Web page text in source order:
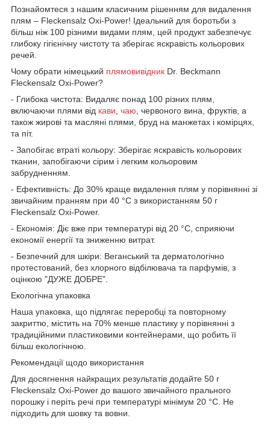
Познайомтеся з нашим класичним рішенням для видалення
плям – Fleckensalz Oxi-Power! Ідеальний для боротьби з
більш ніж 100 різними видами плям, цей продукт забезпечує
глибоку гігієнічну чистоту та зберігає яскравість кольорових
речей.
Чому обрати німецький плямовивідник Dr. Beckmann
Fleckensalz Oxi-Power?
- Глибока чистота: Видаляє понад 100 різних плям,
включаючи плями від кави, чаю, червоного вина, фруктів, а
також жирові та масляні плями, бруд на манжетах і комірцях,
та піт.
- Запобігає втраті кольору: Зберігає яскравість кольорових
тканин, запобігаючи сірим і легким кольоровим
забрудненням.
- Ефективність: До 30% краще видалення плям у порівнянні зі
звичайним пранням при 40 °C з використанням 50 г
Fleckensalz Oxi-Power.
- Економія: Діє вже при температурі від 20 °C, сприяючи
економії енергії та зниженню витрат.
- Безпечний для шкіри: Веганський та дерматологічно
протестований, без хлорного відбілювача та парфумів, з
оцінкою "ДУЖЕ ДОБРЕ".
Екологічна упаковка
Наша упаковка, що підлягає переробці та повторному
закриттю, містить на 70% менше пластику у порівнянні з
традиційними пластиковими контейнерами, що робить її
більш екологічною.
Рекомендації щодо використання
Для досягнення найкращих результатів додайте 50 г
Fleckensalz Oxi-Power до вашого звичайного прального
порошку і періть речі при температурі мінімум 20 °C. Не
підходить для шовку та вовни.